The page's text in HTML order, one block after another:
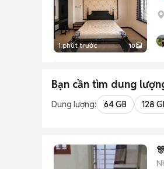
1 phút trước 10
Bạn cần tìm dung
Dung lượng: 64 GB 128